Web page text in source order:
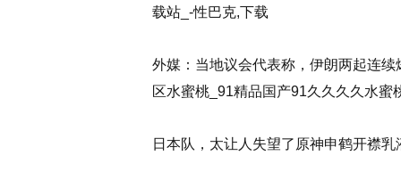
载站_-性巴克,下载
外媒：当地议会代表称，伊朗两起连
区水蜜桃_91精品国产91久久久久水蜜
日本队，太让人失望了原神申鹤开襟